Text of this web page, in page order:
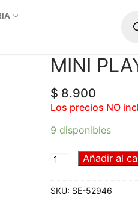
MINI
$ 8.900
Los precios NO
9 disponibles
Añadir al
SKU: SE-52946